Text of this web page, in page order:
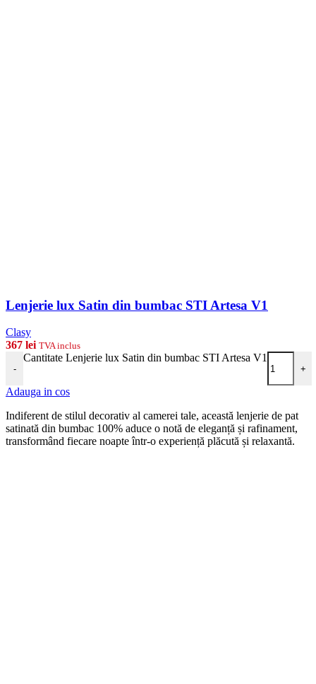
Lenjerie lux Satin din bumbac STI Artesa V1
Clasy
367 lei TVA inclus
-
Cantitate Lenjerie lux Satin din bumbac STI Artesa V1
+
Adauga in cos
Indiferent de stilul decorativ al camerei tale, această lenjerie de pat
satinată din bumbac 100% aduce o notă de eleganță și rafinament,
transformând fiecare noapte într-o experiență plăcută și relaxantă.